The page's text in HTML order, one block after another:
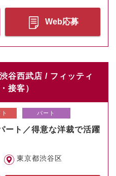
Web応募
谷西武店 / フィッティ
接客）
パート
ト／得意な洋裁で活躍
東京都渋谷区